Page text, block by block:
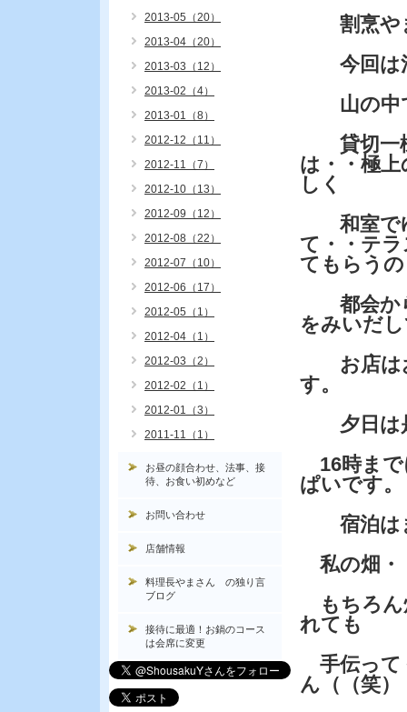
割烹やま
今回は河
山の中で
貸切一
は・・極
しく
和室で
て・・テ
てもらう
都会か
をみいだ
お店はお
す。
夕日は是
16時まで
ぱいです。
宿泊はま
私の畑・
もちろん
れても
手伝って
ん（（笑）
2013-05（20）
2013-04（20）
2013-03（12）
2013-02（4）
2013-01（8）
2012-12（11）
2012-11（7）
2012-10（13）
2012-09（12）
2012-08（22）
2012-07（10）
2012-06（17）
2012-05（1）
2012-04（1）
2012-03（2）
2012-02（1）
2012-01（3）
2011-11（1）
お昼の顔合わせ、法事、接
待、お食い初めなど
お問い合わせ
店舗情報
料理長やまさん の独り言
ブログ
接待に最適！お鍋のコース
は会席に変更